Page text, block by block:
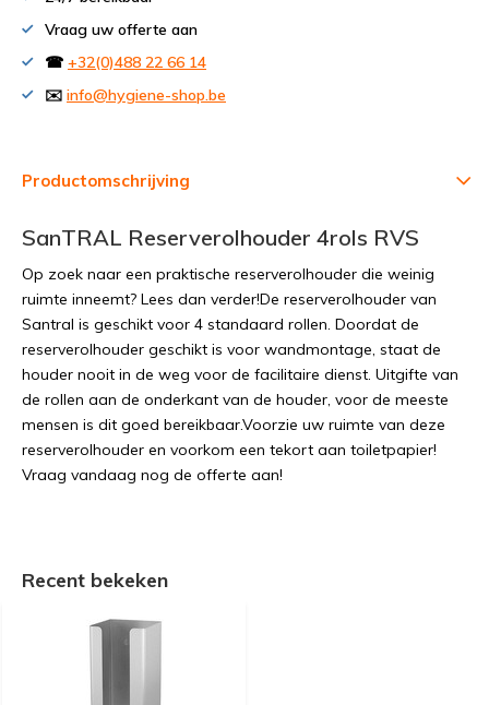
Vraag uw offerte aan
☎ +32(0)488 22 66 14
✉️ info@hygiene-shop.be
Productomschrijving
SanTRAL Reserverolhouder 4rols RVS
Op zoek naar een praktische reserverolhouder die weinig
ruimte inneemt? Lees dan verder!De reserverolhouder van
Santral is geschikt voor 4 standaard rollen. Doordat de
reserverolhouder geschikt is voor wandmontage, staat de
houder nooit in de weg voor de facilitaire dienst. Uitgifte van
de rollen aan de onderkant van de houder, voor de meeste
mensen is dit goed bereikbaar.Voorzie uw ruimte van deze
reserverolhouder en voorkom een tekort aan toiletpapier!
Vraag vandaag nog de offerte aan!
Recent bekeken